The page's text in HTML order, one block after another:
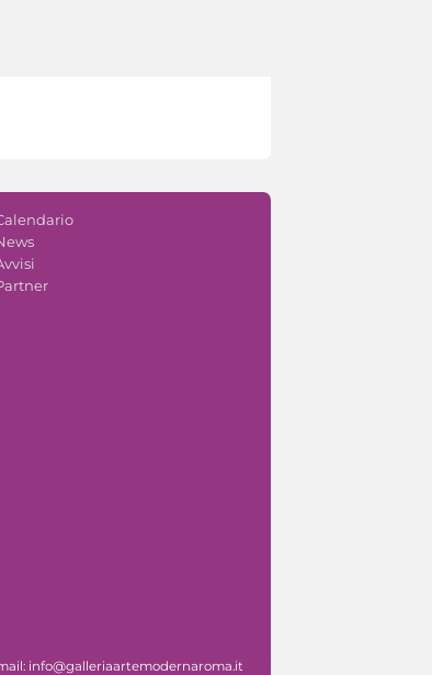
info@galleriaartemodernaroma.it